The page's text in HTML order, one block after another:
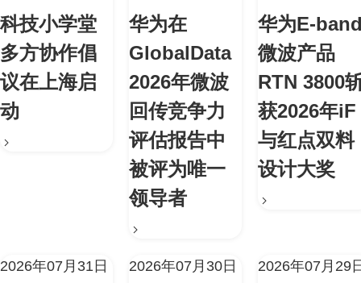
科技小学堂
多方协作倡
议在上海启
动
华为在
GlobalData
2026年微波
回传竞争力
评估报告中
被评为唯一
领导者
华为E-
微波产品
RTN 3800
获2026年iF
与红点双料
设计大奖
2026年07月31日 2026年07月30日 2026年07月29